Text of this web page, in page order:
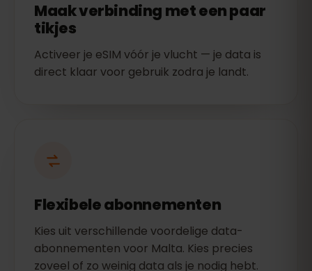
Maak verbinding met een paar
tikjes
Activeer je eSIM vóór je vlucht — je data is
direct klaar voor gebruik zodra je landt.
Flexibele abonnementen
Kies uit verschillende voordelige data-
abonnementen voor Malta. Kies precies
zoveel of zo weinig data als je nodig hebt.